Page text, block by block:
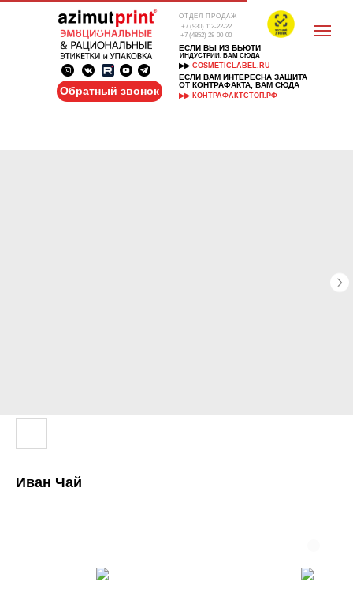
+7 (4852) 28-00-00
Обратный звонок
+7 (930) 112-22-22
ОТДЕЛ ПРОДАЖ
ИНДУСТРИИ, ВАМ СЮДА
ЕСЛИ ВЫ ИЗ БЬЮТИ
▶▶ COSMETICLABEL.RU
ЕСЛИ ВАМ ИНТЕРЕСНА ЗАЩИТА
ОТ КОНТРАФАКТА, ВАМ СЮДА
▶▶ КОНТРАФАКТСТОП.РФ
Иван Чай